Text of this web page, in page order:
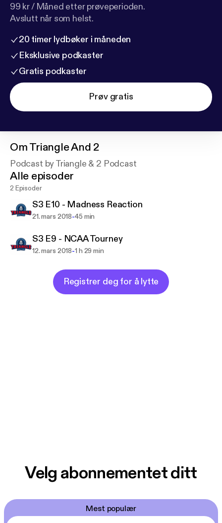
99 kr / Måned etter prøveperioden.
Avslutt når som helst.
20 timer lydbøker i måneden
Eksklusive podkaster
Gratis podkaster
Prøv gratis
OmTriangle And 2
Podcast by Triangle & 2 Podcast
Alle episoder
2 Episoder
S3 E10 - Madness Reaction
21. mars 2018-45 min
S3 E9 - NCAA Tourney
12. mars 2018-1 h 29 min
Registrer deg for å lytte
Velg abonnementet ditt
Mest populær